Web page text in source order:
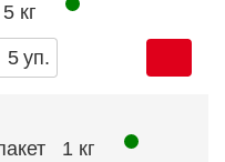
5 кг
уп.
1 кг